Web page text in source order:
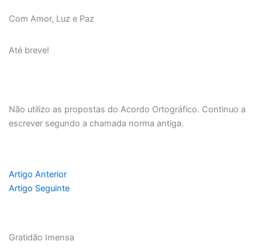
Com Amor, Luz e Paz
Até breve!
Não utilizo as propostas do Acordo Ortográfico. Continuo a
escrever segundo a chamada norma antiga.
Artigo Anterior
Artigo Seguinte
Gratidão Imensa